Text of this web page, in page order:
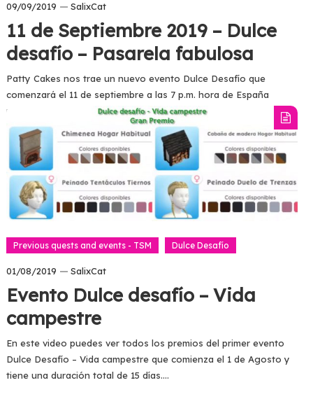
09/09/2019 SalixCat
11 de Septiembre 2019 – Dulce
desafío – Pasarela fabulosa
Patty Cakes nos trae un nuevo evento Dulce Desafío que
comenzará el 11 de septiembre a las 7 p.m. hora de España
peninsular. Tendremos 15 días para desbloquear todos los…
Tagged dulce desafio
Read more
Previous quests and events - TSM Dulce Desafío
01/08/2019 SalixCat
Evento Dulce desafío – Vida
campestre
En este video puedes ver todos los premios del primer evento
Dulce Desafío – Vida campestre que comienza el 1 de Agosto y
tiene una duración total de 15 días….